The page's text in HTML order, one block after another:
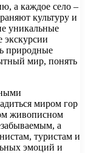
а каждое село –
культуру и
уникальные
экскурсии
природные
мир, понять
миром гор
живописном
а
туристам и
эмоций и